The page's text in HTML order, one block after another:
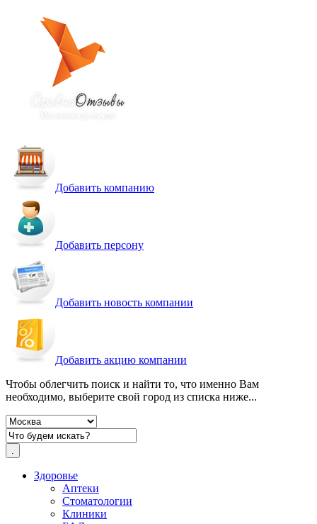
Добавить компанию
Добавить персону
Добавить новость компании
Добавить акцию компании
Чтобы облегчить поиск и найти то, что именно Вам
необходимо, выберите свой город из списка ниже...
Здоровье
Аптеки
Стоматологии
Клиники